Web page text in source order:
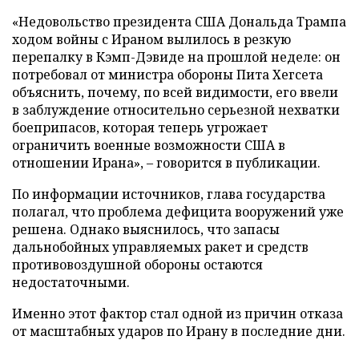
«Недовольство президента США Дональда Трампа
ходом войны с Ираном вылилось в резкую
перепалку в Кэмп-Дэвиде на прошлой неделе: он
потребовал от министра обороны Пита Хегсета
объяснить, почему, по всей видимости, его ввели
в заблуждение относительно серьезной нехватки
боеприпасов, которая теперь угрожает
ограничить военные возможности США в
отношении Ирана», – говорится в публикации.
По информации источников, глава государства
полагал, что проблема дефицита вооружений уже
решена. Однако выяснилось, что запасы
дальнобойных управляемых ракет и средств
противовоздушной обороны остаются
недостаточными.
Именно этот фактор стал одной из причин отказа
от масштабных ударов по Ирану в последние дни.